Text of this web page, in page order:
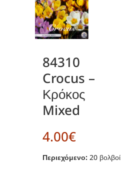
84310
Crocus –
Κρόκος
Mixed
4.00€
Περιεχόμενο: 20 βολβοί